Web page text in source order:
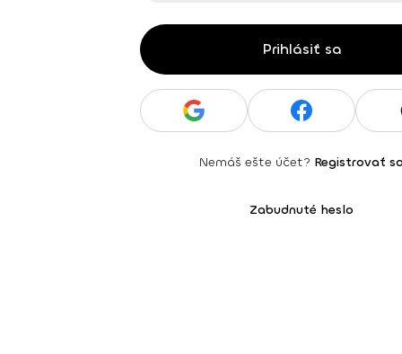
Prihlásiť sa
Nemáš ešte účet? Registrovať
Zabudnuté heslo